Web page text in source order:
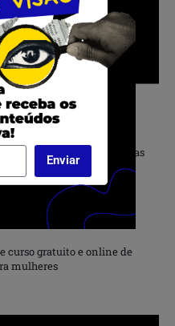
oferece formações gratuitas
culturais em Salvador (BA)
curso gratuito e online de
mulheres
Enviar